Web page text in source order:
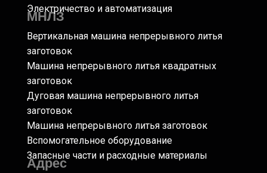
Электричество и автоматизация
МНЛЗ
Вертикальная машина непрерывного литья
заготовок
Машина непрерывного литья квадратных
заготовок
Дуговая машина непрерывного литья
заготовок
Машина непрерывного литья заготовок
Вспомогательное оборудование
Запасные части и расходные материалы
Адрес